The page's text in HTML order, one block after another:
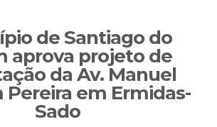
de Santiago do
aprova projeto de
da Av. Manuel
Pereira em Ermidas-
Sado